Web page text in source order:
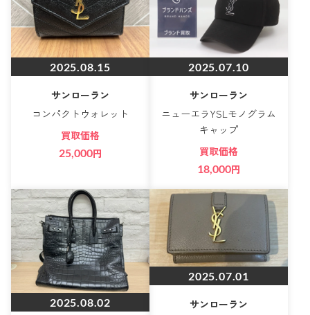
2025.08.15
サンローラン
コンパクトウォレット
買取価格
25,000円
2025.07.10
サンローラン
ニューエラYSLモノグラム
キャップ
買取価格
18,000円
2025.08.02
2025.07.01
サンローラン